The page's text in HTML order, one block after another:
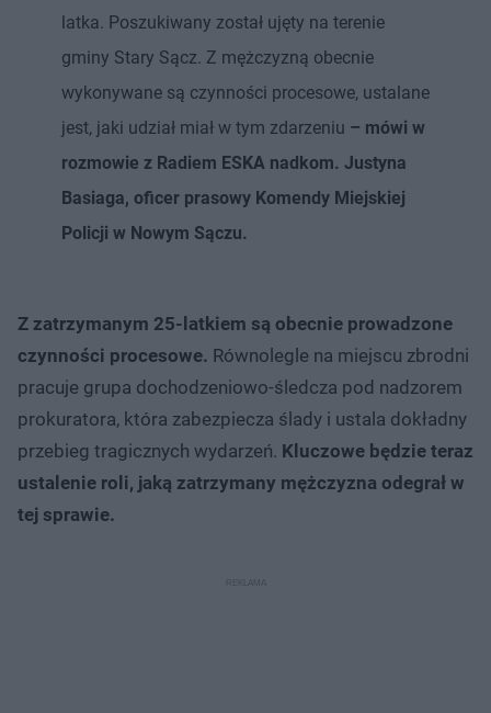
latka. Poszukiwany został ujęty na terenie
gminy Stary Sącz. Z mężczyzną obecnie
wykonywane są czynności procesowe, ustalane
jest, jaki udział miał w tym zdarzeniu – mówi w
rozmowie z Radiem ESKA nadkom. Justyna
Basiaga, oficer prasowy Komendy Miejskiej
Policji w Nowym Sączu.
Z zatrzymanym 25-latkiem są obecnie prowadzone
czynności procesowe. Równolegle na miejscu zbrodni
pracuje grupa dochodzeniowo-śledcza pod nadzorem
prokuratora, która zabezpiecza ślady i ustala dokładny
przebieg tragicznych wydarzeń. Kluczowe będzie teraz
ustalenie roli, jaką zatrzymany mężczyzna odegrał w
tej sprawie.